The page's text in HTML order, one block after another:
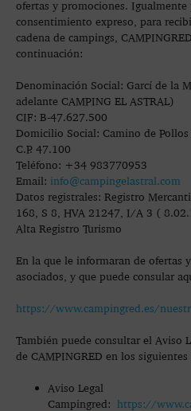
ofertas y promociones. Igualmente
consentimiento expreso, para
cadena de campings,
continuación:
Denominación Social: Garcí de la
adelante CAMPING EL ASTRAL)
CIF: B-47.627.500
Domicilio Social: Camino de
C.P. 47.100
Teléfono: +34 983770953
Email: info@campingelastral.com
Datos registrales: Registro
168, S 8, HVA 21247, I/A 3 (
Alta Registro Turismo
En la que le informaran de ofertas
asociados, y que puede consular
https://www.campingred.es/
También puede consultar el Aviso
de CAMPINGRED en los siguientes
Aviso Legal
Campingred: https://